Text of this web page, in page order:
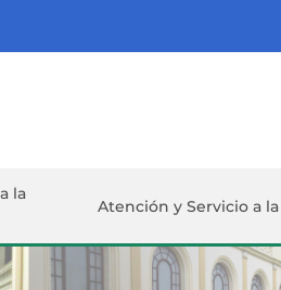
la
Atención y Servicio a